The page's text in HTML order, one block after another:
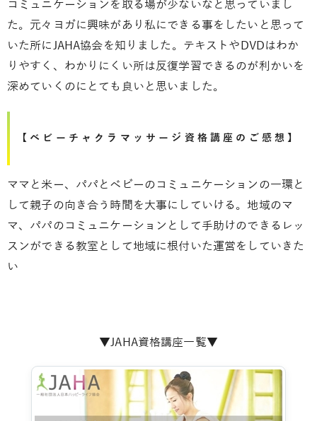
コミュニケーションを取る場が少ないなと思っていまし
た。元々ヨガに興味があり私にできる事をしたいと思って
いた所にJAHA協会を知りました。テキストやDVDはわか
りやすく、わかりにくい所は反復学習できるのが利かいを
深めていくのにとても良いと思いました。
【ベビーチャクラマッサージ資格講座のご感想】
ママと米ー、パパとベビーのコミュニケーションの一環と
して親子の向き合う時間を大事にしていける。地域のマ
マ、パパのコミュニケーションとして手助けのできるレッ
スンができる教室として地域に根付いた運営をしていきた
い
▼JAHA資格講座一覧▼